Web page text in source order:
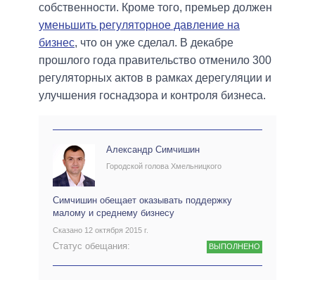
собственности. Кроме того, премьер должен
уменьшить регуляторное давление на
бизнес, что он уже сделал. В декабре
прошлого года правительство отменило 300
регуляторных актов в рамках дерегуляции и
улучшения госнадзора и контроля бизнеса.
Александр Симчишин
Городской голова Хмельницкого
Симчишин обещает оказывать поддержку
малому и среднему бизнесу
Сказано 12 октября 2015 г.
Статус обещания: ВЫПОЛНЕНО